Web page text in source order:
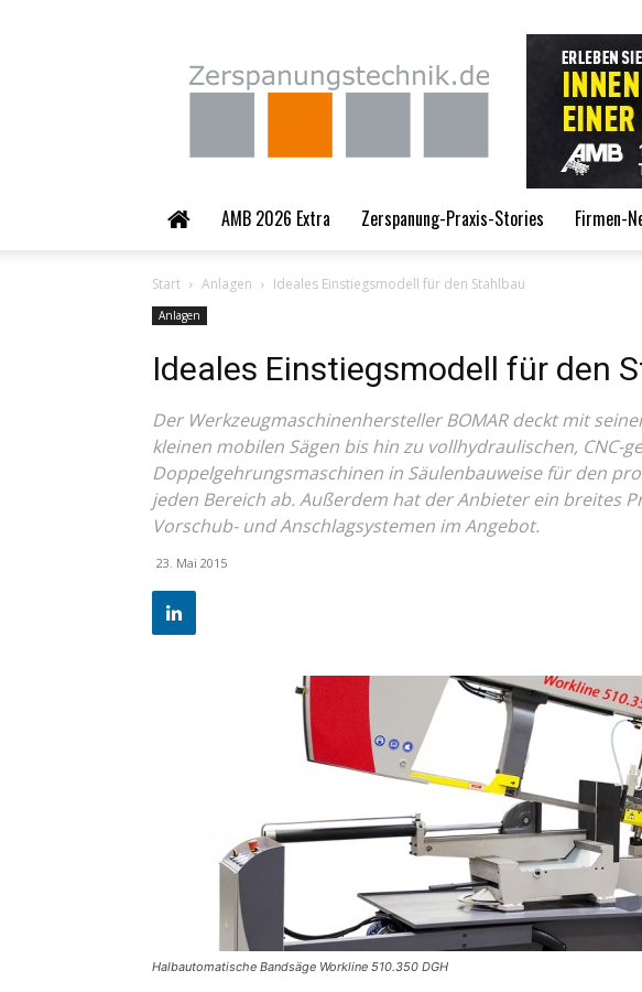
Zerspanungstechnik.de
AMB 2026 Extra Zerspanung-Praxis-Stories Firmen-
Start Anlagen Ideales Einstiegsmodell für den Stahlbau
Anlagen
Ideales Einstiegsmodell für den
Der Werkzeugmaschinenhersteller BOMAR deckt mit
kleinen mobilen Sägen bis hin zu vollhydraulischen, CNC-
Doppelgehrungsmaschinen in Säulenbauweise für den
jeden Bereich ab. Außerdem hat der Anbieter ein breites
Vorschub- und Anschlagsystemen im Angebot.
23. Mai 2015
Halbautomatische Bandsäge Workline 510.350 DGH